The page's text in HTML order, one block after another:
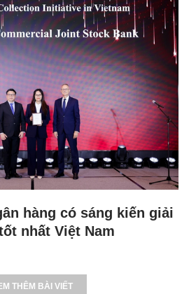
hàng có sáng kiến giải
nhất Việt Nam
THÊM BÀI VIẾT